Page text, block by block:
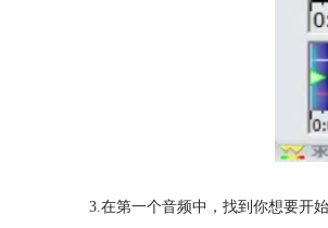
3.在第一个音频中，找到你想要开